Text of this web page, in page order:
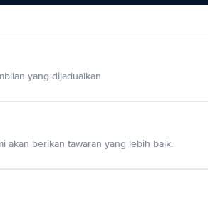
yang dijadualkan
akan berikan tawaran yang lebih baik.